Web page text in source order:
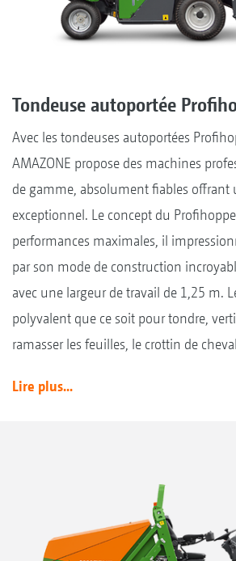
Tondeuse autoportée
Avec les tondeuses autoportées
AMAZONE propose des machines
de gamme, absolument fiables offrant
exceptionnel. Le concept du
performances maximales, il
par son mode de construction
avec une largeur de travail de 1,25 m.
polyvalent que ce soit pour tondre,
ramasser les feuilles, le crottin de
Lire plus...